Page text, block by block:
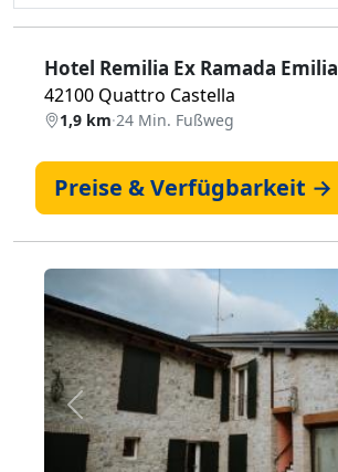
Hotel Remilia Ex Ramada Emilia
42100 Quattro Castella
1,9 km·24 Min. Fußweg
Preise & Verfügbarkeit →
Zurück